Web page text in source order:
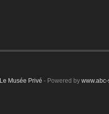
Le Musée Privé - Powered by